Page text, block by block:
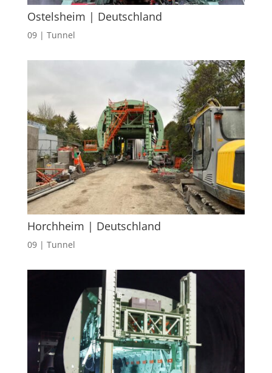
Ostelsheim | Deutschland
09 | Tunnel
Horchheim | Deutschland
09 | Tunnel